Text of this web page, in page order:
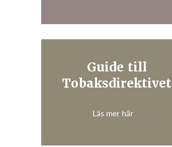
Guide till
Tobaksdirektivet
Läs mer här